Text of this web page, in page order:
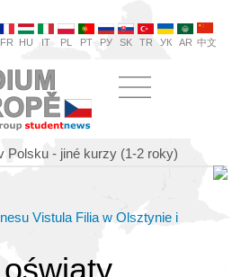
FR HU IT PL PT РУ SK TR УК AR 中文
Polsku - jiné kurzy (1-2 roky)
Vistula Filia w Olsztynie i